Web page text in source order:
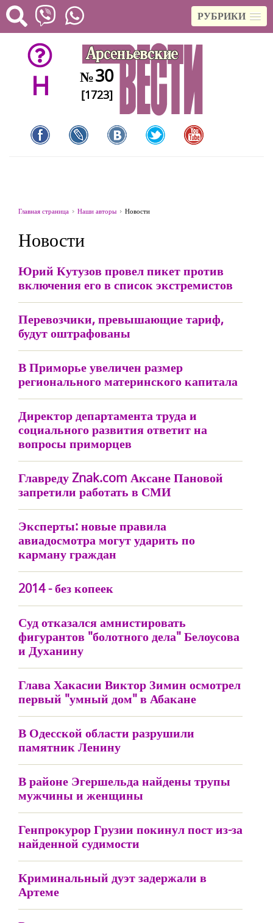
РУБРИКИ
H №30
[1723]
Главная страница Наши авторы Новости
Новости
Юрий Кутузов провел пикет против
включения его в список экстремистов
Перевозчики, превышающие тариф,
будут оштрафованы
В Приморье увеличен размер
регионального материнского капитала
Директор департамента труда и
социального развития ответит на
вопросы приморцев
Главреду Znak.com Аксане Пановой
запретили работать в СМИ
Эксперты: новые правила
авиадосмотра могут ударить по
карману граждан
2014 - без копеек
Суд отказался амнистировать
фигурантов "болотного дела" Белоусова
и Духанину
Глава Хакасии Виктор Зимин осмотрел
первый "умный дом" в Абакане
В Одесской области разрушили
памятник Ленину
В районе Эгершельда найдены трупы
мужчины и женщины
Генпрокурор Грузии покинул пост из-за
найденной судимости
Криминальный дуэт задержали в
Артеме